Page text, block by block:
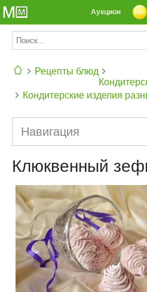
СЕГОДНЯ: 39142
Аукцион
Рецепты блюд
Кондитерские изделия
Навигация
Клюквенный